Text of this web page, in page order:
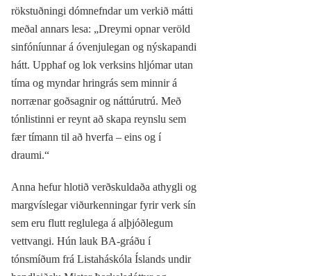
rökstuðningi dómnefndar um verkið mátti
meðal annars lesa: „Dreymi opnar veröld
sinfóníunnar á óvenjulegan og nýskapandi
hátt. Upphaf og lok verksins hljómar utan
tíma og myndar hringrás sem minnir á
norrænar goðsagnir og náttúrutrú. Með
tónlistinni er reynt að skapa reynslu sem
fær tímann til að hverfa – eins og í
draumi.“
Anna hefur hlotið verðskuldaða athygli og
margvíslegar viðurkenningar fyrir verk sín
sem eru flutt reglulega á alþjóðlegum
vettvangi. Hún lauk BA-gráðu í
tónsmíðum frá Listaháskóla Íslands undir